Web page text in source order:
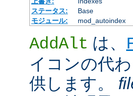
ステータス:
Base
モジュール:
mod_autoindex
AddAlt は、
イコンの代
供します。